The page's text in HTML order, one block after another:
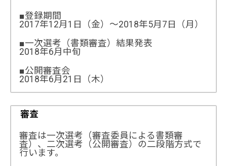
■登録期間
2017年12月1日（金）～2018年5月7日（月）
■一次選考（書類審査）結果発表
2018年6月中旬
■公開審査会
2018年6月21日（木）
審査
審査は一次選考（審査委員による書類審
査）、二次選考（公開審査）の二段階方式で
行います。